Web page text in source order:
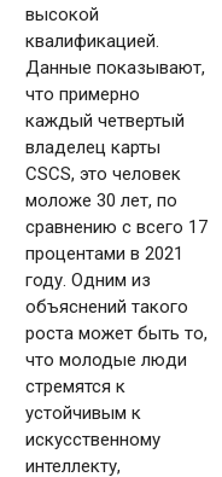
высокой
квалификацией.
Данные показывают,
что примерно
каждый четвертый
владелец карты
CSCS, это человек
моложе 30 лет, по
сравнению с всего 17
процентами в 2021
году. Одним из
объяснений такого
роста может быть то,
что молодые люди
стремятся к
устойчивым к
искусственному
интеллекту,